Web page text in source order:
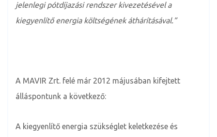
jelenlegi pótdíjazási rendszer kivezetésével a
kiegyenlítő energia költségének áthárításával.”
A MAVIR Zrt. felé már 2012 májusában kifejtett
álláspontunk a következő:
A kiegyenlítő energia szükséglet keletkezése és